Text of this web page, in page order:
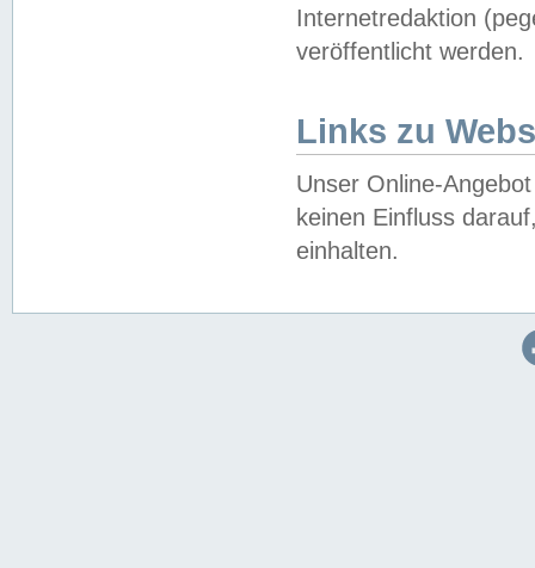
Internetredaktion
veröffentlicht werden.
Links zu
Unser Online-
keinen Einfluss
einhalten.